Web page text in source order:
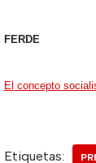
FERDE
El concepto
Etiquetas: